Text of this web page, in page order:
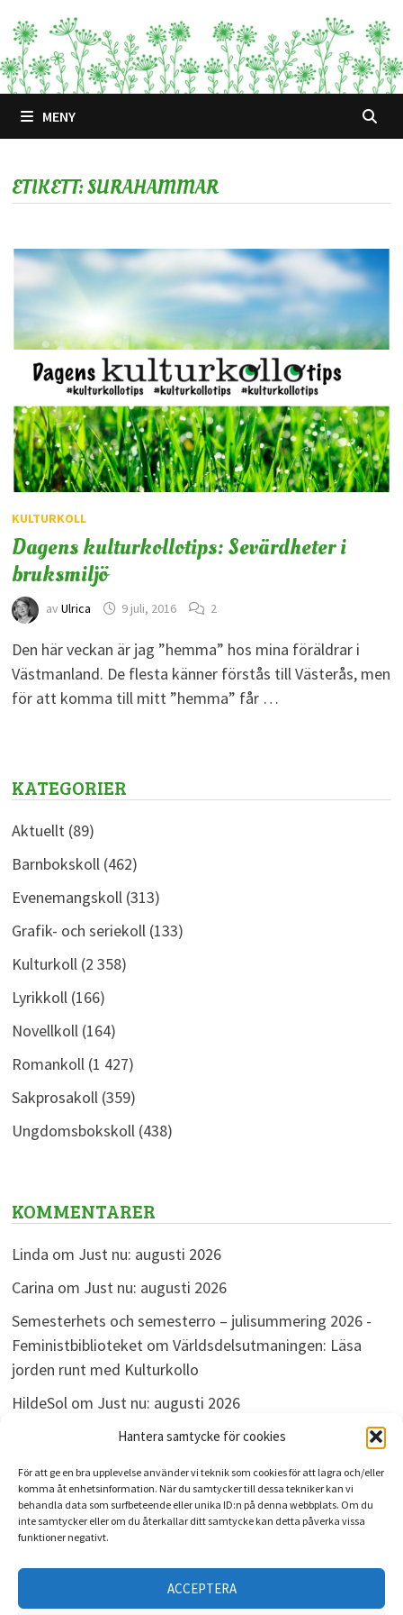
Hantera samtycke för cookies
För att ge en bra upplevelse använder vi teknik som cookies för att lagra och/eller
komma åt enhetsinformation. När du samtycker till dessa tekniker kan vi
behandla data som surfbeteende eller unika ID:n på denna webbplats. Om du
inte samtycker eller om du återkallar ditt samtycke kan detta påverka vissa
funktioner negativt.
ACCEPTERA
till
innehåll
MENY
ETIKETT:SURAHAMMAR
KULTURKOLL
Dagens kulturkollotips: Sevärdheter i
bruksmiljö
av Ulrica 9 juli, 2016 2
Den här veckan är jag ”hemma” hos mina föräldrar i
Västmanland. De flesta känner förstås till Västerås, men
för att komma till mitt ”hemma” får …
KATEGORIER
Aktuellt(89)
Barnbokskoll(462)
Evenemangskoll(313)
Grafik- och seriekoll(133)
Kulturkoll(2 358)
Lyrikkoll(166)
Novellkoll(164)
Romankoll(1 427)
Sakprosakoll(359)
Ungdomsbokskoll(438)
KOMMENTARER
Linda om Just nu: augusti 2026
Carina om Just nu: augusti 2026
Semesterhets och semesterro – julisummering 2026 -
Feministbiblioteketom Världsdelsutmaningen: Läsa
jorden runt med Kulturkollo
HildeSolom Just nu: augusti 2026
omJust nu: augusti 2026
ARKIV